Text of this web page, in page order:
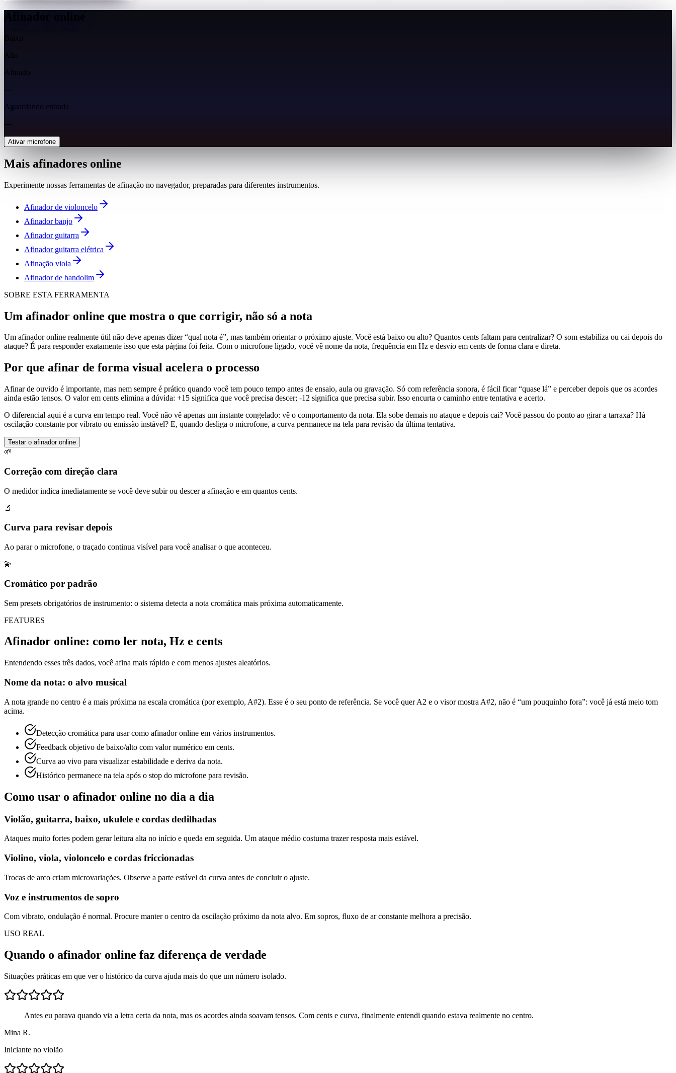
Afinador online
Baixo
Alto
Afinado
Aguardando entrada
—
Ativar microfone
Mais afinadores online
Experimente nossas ferramentas de afinação no navegador, preparadas para diferentes instrumentos.
Afinador de violoncelo
Afinador banjo
Afinador guitarra
Afinador guitarra elétrica
Afinação viola
Afinador de bandolim
SOBRE ESTA FERRAMENTA
Um afinador online que mostra o que corrigir, não só a nota
Um afinador online realmente útil não deve apenas dizer “qual nota é”, mas também orientar o próximo ajuste. Você está baixo ou alto? Quantos cents faltam para centralizar? O som estabiliza ou cai depois do
ataque? É para responder exatamente isso que esta página foi feita. Com o microfone ligado, você vê nome da nota, frequência em Hz e desvio em cents de forma clara e direta.
Por que afinar de forma visual acelera o processo
Afinar de ouvido é importante, mas nem sempre é prático quando você tem pouco tempo antes de ensaio, aula ou gravação. Só com referência sonora, é fácil ficar “quase lá” e perceber depois que os acordes
ainda estão tensos. O valor em cents elimina a dúvida: +15 significa que você precisa descer; -12 significa que precisa subir. Isso encurta o caminho entre tentativa e acerto.
O diferencial aqui é a curva em tempo real. Você não vê apenas um instante congelado: vê o comportamento da nota. Ela sobe demais no ataque e depois cai? Você passou do ponto ao girar a tarraxa? Há
oscilação constante por vibrato ou emissão instável? E, quando desliga o microfone, a curva permanece na tela para revisão da última tentativa.
Testar o afinador online
🌱
Correção com direção clara
O medidor indica imediatamente se você deve subir ou descer a afinação e em quantos cents.
🔬
Curva para revisar depois
Ao parar o microfone, o traçado continua visível para você analisar o que aconteceu.
💫
Cromático por padrão
Sem presets obrigatórios de instrumento: o sistema detecta a nota cromática mais próxima automaticamente.
FEATURES
Afinador online: como ler nota, Hz e cents
Entendendo esses três dados, você afina mais rápido e com menos ajustes aleatórios.
Nome da nota: o alvo musical
A nota grande no centro é a mais próxima na escala cromática (por exemplo, A#2). Esse é o seu ponto de referência. Se você quer A2 e o visor mostra A#2, não é “um pouquinho fora”: você já está meio tom
acima.
Detecção cromática para usar como afinador online em vários instrumentos.
Feedback objetivo de baixo/alto com valor numérico em cents.
Curva ao vivo para visualizar estabilidade e deriva da nota.
Histórico permanece na tela após o stop do microfone para revisão.
Como usar o afinador online no dia a dia
Violão, guitarra, baixo, ukulele e cordas dedilhadas
Ataques muito fortes podem gerar leitura alta no início e queda em seguida. Um ataque médio costuma trazer resposta mais estável.
Violino, viola, violoncelo e cordas friccionadas
Trocas de arco criam microvariações. Observe a parte estável da curva antes de concluir o ajuste.
Voz e instrumentos de sopro
Com vibrato, ondulação é normal. Procure manter o centro da oscilação próximo da nota alvo. Em sopros, fluxo de ar constante melhora a precisão.
USO REAL
Quando o afinador online faz diferença de verdade
Situações práticas em que ver o histórico da curva ajuda mais do que um número isolado.
Antes eu parava quando via a letra certa da nota, mas os acordes ainda soavam tensos. Com cents e curva, finalmente entendi quando estava realmente no centro.
Mina R.
Iniciante no violão